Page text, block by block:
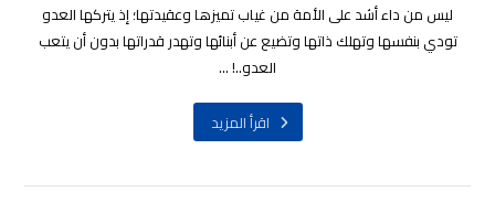
ليس من داء أشد على الأمة من غياب تميزها وعقيدتها؛ إذ يتركها العدو
تودي بنفسها وتهلك ذاتها وتضيع عن أبنائها وتهدر قدراتها بدون أن يتعب
العدو..! ...
اقرأ المزيد